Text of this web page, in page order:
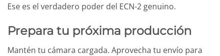
Ese es el verdadero poder del ECN-2 genuino.
Prepara tu próxima producción
Mantén tu cámara cargada. Aprovecha tu envío para